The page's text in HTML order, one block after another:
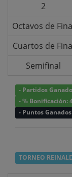
2
Octavos de
Cuartos de
Semifinal
- Partidos
- % Bonificación:
- Puntos
TORNEO